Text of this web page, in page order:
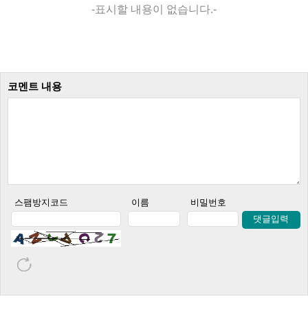
-표시할 내용이 없습니다.-
코멘트 내용
스팸방지코드 이름
비밀번호
댓글입력